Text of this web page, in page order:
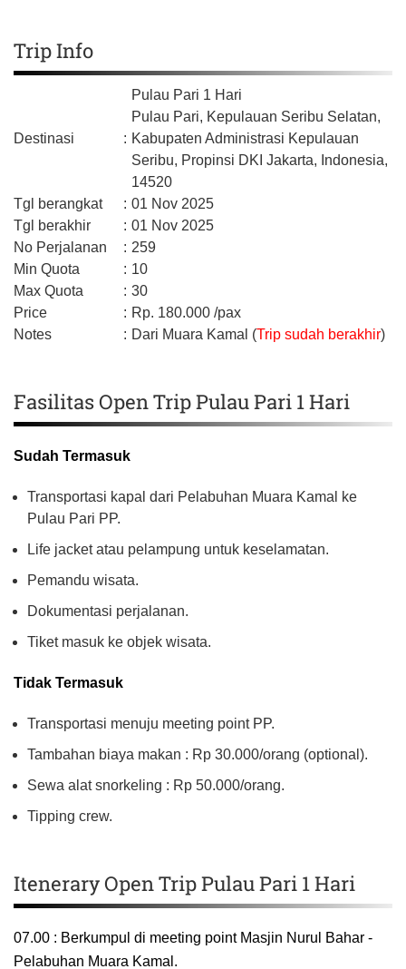
Trip Info
Destinasi :
Pulau Pari 1 Hari
Pulau Pari, Kepulauan Seribu Selatan,
Kabupaten Administrasi Kepulauan
Seribu, Propinsi DKI Jakarta, Indonesia,
14520
Tgl berangkat
: 01 Nov 2025
Tgl berakhir
: 01 Nov 2025
No Perjalanan
: 259
Min Quota
: 10
Max Quota
: 30
Price
: Rp. 180.000 /pax
Notes
: Dari Muara Kamal (Trip sudah berakhir)
Fasilitas Open Trip Pulau Pari 1 Hari
Sudah Termasuk
Transportasi kapal dari Pelabuhan Muara Kamal ke
Pulau Pari PP.
Life jacket atau pelampung untuk keselamatan.
Pemandu wisata.
Dokumentasi perjalanan.
Tiket masuk ke objek wisata.
Tidak Termasuk
Transportasi menuju meeting point PP.
Tambahan biaya makan : Rp 30.000/orang (optional).
Sewa alat snorkeling : Rp 50.000/orang.
Tipping crew.
Itenerary Open Trip Pulau Pari 1 Hari
07.00 : Berkumpul di meeting point Masjin Nurul Bahar -
Pelabuhan Muara Kamal.